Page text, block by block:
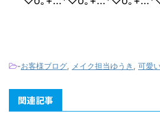
-お客様ブログ, メイク担当ゆうき , 可愛
関連記事